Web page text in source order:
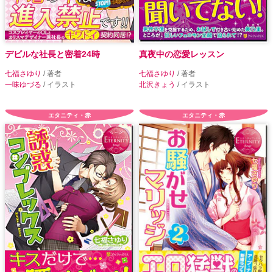
デビルな社長と密着24時
七福さゆり / 著者
一味ゆづる / イラスト
真夜中の恋愛レッスン
七福さゆり / 著者
北沢きょう / イラスト
エタニティ・赤 エタニティ・赤